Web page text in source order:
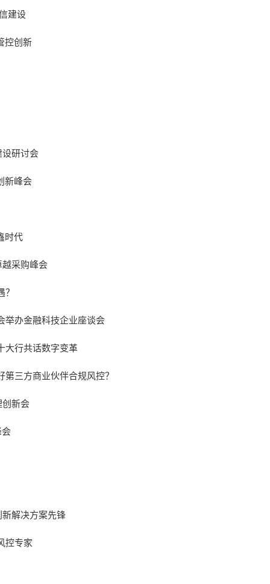
建设
控创新
研讨会
新峰会
时代
采购峰会
举办金融科技企业座谈会
大行共话数字变革
三方商业伙伴合规风控？
新会
解决方案先锋
控专家